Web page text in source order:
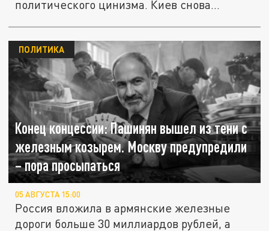
политического цинизма. Киев снова...
Конец концессии: Пашинян вышел из тени с
железным козырем. Москву предупредили
– пора просыпаться
ПОЛИТИКА
05 АВГУСТА 15:00
Россия вложила в армянские железные
дороги больше 30 миллиардов рублей, а